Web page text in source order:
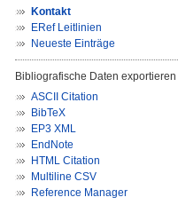
Kontakt
ERef Leitlinien
Neueste Einträge
Bibliografische Daten exportieren
ASCII Citation
BibTeX
EP3 XML
EndNote
HTML Citation
Multiline CSV
Reference Manager